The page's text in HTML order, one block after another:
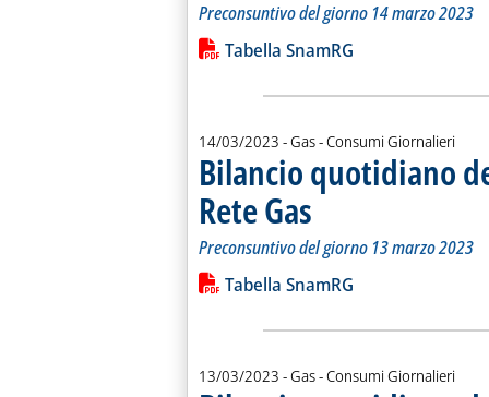
Preconsuntivo del giorno 14 marzo 2023
Leggi tutta la notizia: 'Bilancio
Lista allegati PDF alla notizia
Tabella SnamRG
14/03/2023 - Gas - Consumi Giornalieri
Bilancio quotidiano
Rete Gas . Sottotitolo: Preconsuntivo del
. Pubblicata martedì 14 marzo
Preconsuntivo del giorno 13 marzo 2023
Leggi tutta la notizia: 'Bilancio
Lista allegati PDF alla notizia
Tabella SnamRG
13/03/2023 - Gas - Consumi Giornalieri